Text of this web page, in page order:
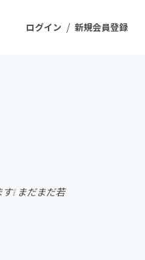
ログイン / 新規会員登録
❕ まだまだ若